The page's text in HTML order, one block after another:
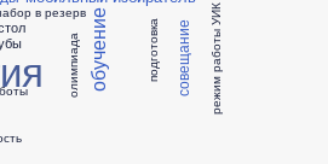
в резерв обучение
олимпиада подготовка режим работы УИК
совещание